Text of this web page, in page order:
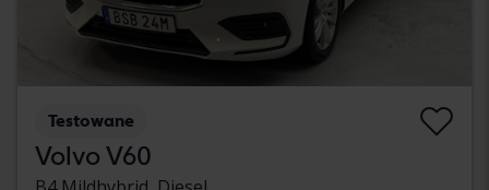
Testowane
Volvo V60